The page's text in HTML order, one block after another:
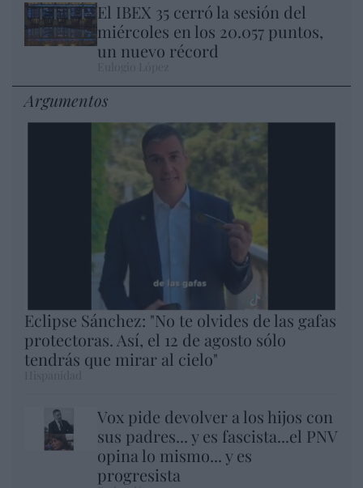
El IBEX 35 cerró la sesión del
miércoles en los 20.057 puntos,
un nuevo récord
Argumentos
Eclipse Sánchez: "No te olvides de las gafas
protectoras. Así, el 12 de agosto sólo
tendrás que mirar al cielo"
Vox pide devolver a los hijos con
sus padres... y es fascista...el PNV
opina lo mismo... y es
progresista